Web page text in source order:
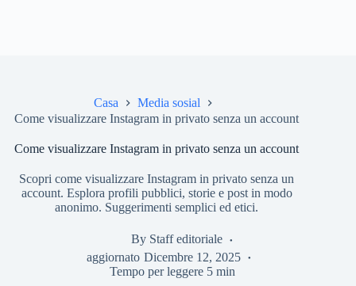
Casa
Media sosial
Come visualizzare Instagram in privato senza un account
Come visualizzare Instagram in privato senza un account
Scopri come visualizzare Instagram in privato senza un
account. Esplora profili pubblici, storie e post in modo
anonimo. Suggerimenti semplici ed etici.
By Staff editoriale
aggiornato Dicembre 12, 2025
Tempo per leggere 5 min